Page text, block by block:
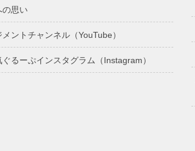
の思い
ントチャンネル（YouTube）
るーぷインスタグラム（Instagram）